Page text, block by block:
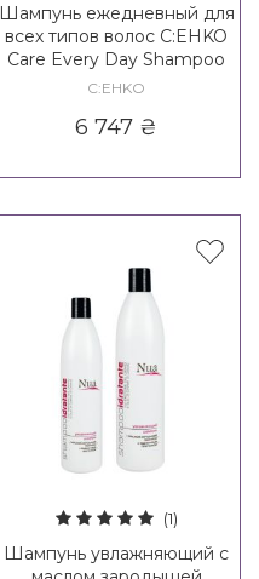
Шампунь ежедневный для
всех типов волос C:EHKO
Care Every Day Shampoo
C:EHKO
6 747 ₴
(1)
Шампунь увлажняющий с